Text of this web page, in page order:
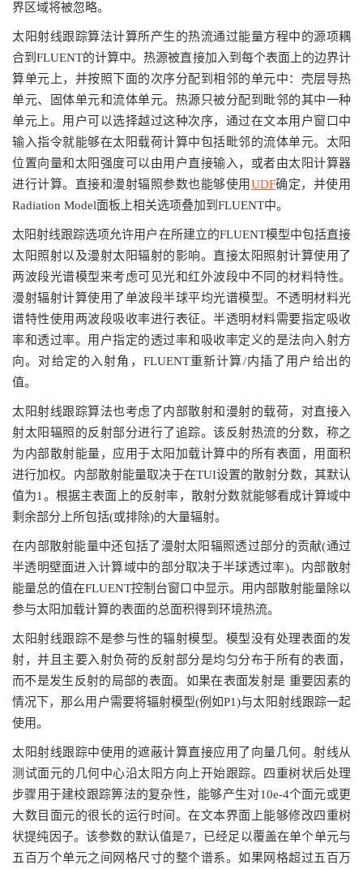
界区域将被忽略。
太阳射线跟踪算法计算所产生的热流通过能量方程中的源项耦
合到FLUENT的计算中。热源被直接加入到每个表面上的边界计
算单元上，并按照下面的次序分配到相邻的单元中：壳层导热
单元、固体单元和流体单元。热源只被分配到毗邻的其中一种
单元上。用户可以选择越过这种次序，通过在文本用户窗口中
输入指令就能够在太阳载荷计算中包括毗邻的流体单元。太阳
位置向量和太阳强度可以由用户直接输入，或者由太阳计算器
进行计算。直接和漫射辐照参数也能够使用UDF确定，并使用
Radiation Model面板上相关选项叠加到FLUENT中。
太阳射线跟踪选项允许用户在所建立的FLUENT模型中包括直接
太阳照射以及漫射太阳辐射的影响。直接太阳照射计算使用了
两波段光谱模型来考虑可见光和红外波段中不同的材料特性。
漫射辐射计算使用了单波段半球平均光谱模型。不透明材料光
谱特性使用两波段吸收率进行表征。半透明材料需要指定吸收
率和透过率。用户指定的透过率和吸收率定义的是法向入射方
向。对给定的入射角，FLUENT重新计算/内插了用户给出的
值。
太阳射线跟踪算法也考虑了内部散射和漫射的载荷，对直接入
射太阳辐照的反射部分进行了追踪。该反射热流的分数，称之
为内部散射能量，应用于太阳加载计算中的所有表面，用面积
进行加权。内部散射能量取决于在TUI设置的散射分数，其默认
值为1。根据主表面上的反射率，散射分数就能够看成计算域中
剩余部分上所包括(或排除)的大量辐射。
在内部散射能量中还包括了漫射太阳辐照透过部分的贡献(通过
半透明壁面进入计算域中的部分取决于半球透过率)。内部散射
能量总的值在FLUENT控制台窗口中显示。用内部散射能量除以
参与太阳加载计算的表面的总面积得到环境热流。
太阳射线跟踪不是参与性的辐射模型。模型没有处理表面的发
射，并且主要入射负荷的反射部分是均匀分布于所有的表面，
而不是发生反射的局部的表面。如果在表面发射是 重要因素的
情况下，那么用户需要将辐射模型(例如P1)与太阳射线跟踪一起
使用。
太阳射线跟踪中使用的遮蔽计算直接应用了向量几何。射线从
测试面元的几何中心沿太阳方向上开始跟踪。四重树状后处理
步骤用于建校跟踪箅法的复杂性，能够产生对10e-4个面元或更
大数目面元的很长的运行时间。在文本界面上能够修改四重树
状提纯因子。该参数的默认值是7，已经足以覆盖在单个单元与
五百万个单元之间网格尺寸的整个谱系。如果网格超过五百万